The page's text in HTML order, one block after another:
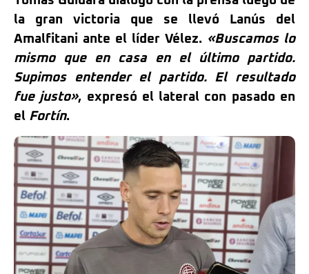
la gran victoria que se llevó Lanús del
Amalfitani ante el líder Vélez. «Buscamos lo
mismo que en casa en el último partido.
Supimos entender el partido. El resultado
fue justo», expresó el lateral con pasado en
el Fortín.